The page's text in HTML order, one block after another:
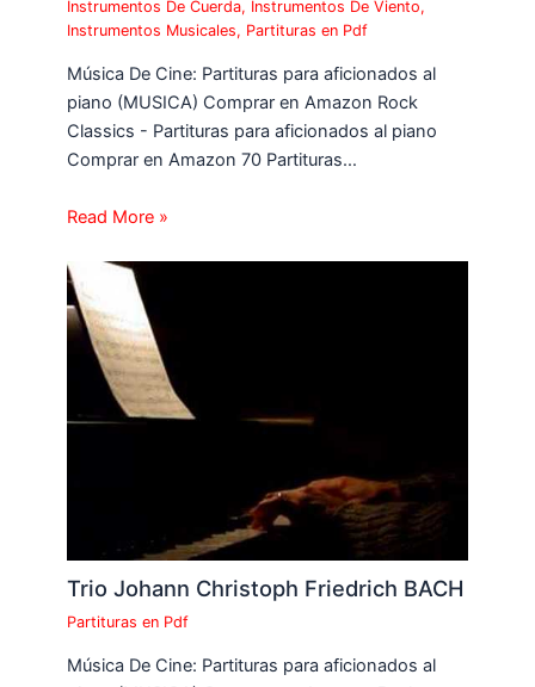
Instrumentos De Cuerda, Instrumentos De Viento,
Instrumentos Musicales, Partituras en Pdf
Música De Cine: Partituras para aficionados al
piano (MUSICA) Comprar en Amazon Rock
Classics - Partituras para aficionados al piano
Comprar en Amazon 70 Partituras…
Read More »
Trio Johann Christoph Friedrich BACH
Partituras en Pdf
Música De Cine: Partituras para aficionados al